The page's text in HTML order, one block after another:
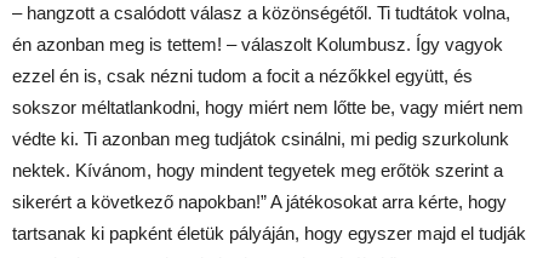
– hangzott a csalódott válasz a közönségétől. Ti tudtátok volna,
én azonban meg is tettem! – válaszolt Kolumbusz. Így vagyok
ezzel én is, csak nézni tudom a focit a nézőkkel együtt, és
sokszor méltatlankodni, hogy miért nem lőtte be, vagy miért nem
védte ki. Ti azonban meg tudjátok csinálni, mi pedig szurkolunk
nektek. Kívánom, hogy mindent tegyetek meg erőtök szerint a
sikerért a következő napokban!” A játékosokat arra kérte, hogy
tartsanak ki papként életük pályáján, hogy egyszer majd el tudják